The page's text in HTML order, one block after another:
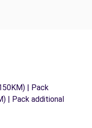
| Pack
| Pack additional